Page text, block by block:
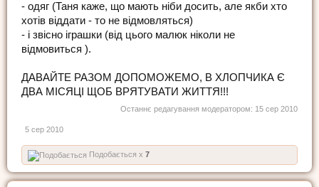
- одяг (Таня каже, що мають ніби досить, але якби хто
хотів віддати - то не відмовляться)
- і звісно іграшки (від цього малюк ніколи не
відмовиться ).
ДАВАЙТЕ РАЗОМ ДОПОМОЖЕМО, В ХЛОПЧИКА Є
ДВА МІСЯЦІ ЩОБ ВРЯТУВАТИ ЖИТТЯ!!!
Останнє редагування модератором: 15 сер 2010
5 сер 2010
Подобається x 7